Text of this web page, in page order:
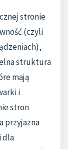
stronie
(czyli
struktura
mają
i
stron
przyjazna
dla